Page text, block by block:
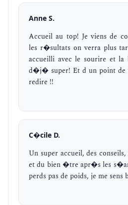
Anne S.
Accueil au top! Je viens de
les r�sultats on verra plus
accueilli avec le sourire et la
d�j� super! Et d un point
redire !!
C�cile D.
Un super accueil, des
et du bien �tre apr�s les
perds pas de poids, je me sens